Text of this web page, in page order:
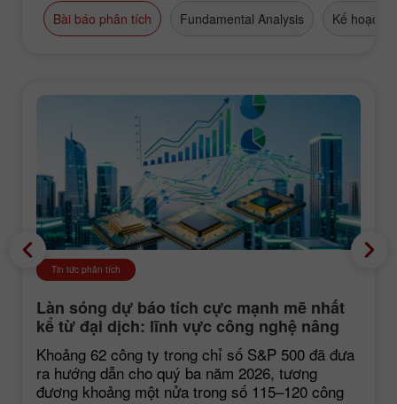
Bài báo phân tích Fundamental Analysis Kế hoạch
Tin tức phân tích
Làn sóng dự báo tích cực mạnh mẽ nhất
kể từ đại dịch: lĩnh vực công nghệ nâng
đỡ thị trường
Khoảng 62 công ty trong chỉ số S&P 500 đã đưa
ra hướng dẫn cho quý ba năm 2026, tương
đương khoảng một nửa trong số 115–120 công